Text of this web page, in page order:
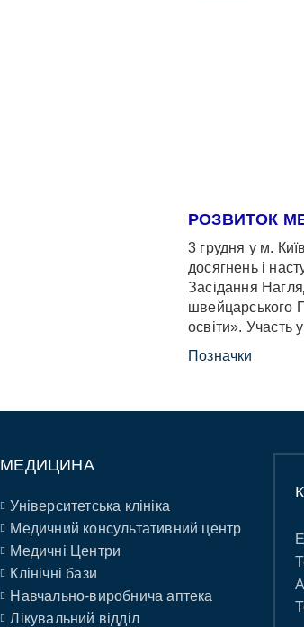
РОЗВИТОК
3 грудня у м.
досягнень і
Засідання
швейцарського
освіти». Участь
Позначки
МЕДИЦИНА
Університетська клініка
Медичний консультативний центр
Медичні Центри
Клінічні бази
Навчально-виробнича аптека
Лікувальний відділ